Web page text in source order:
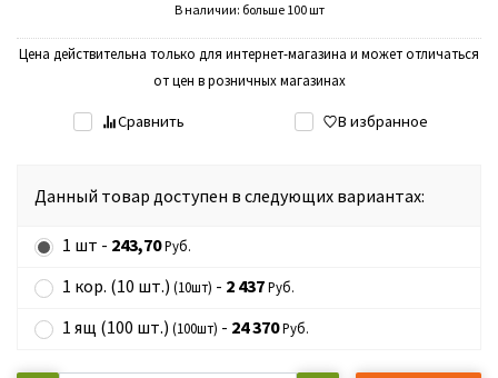
В наличии: больше 100 шт
Цена действительна только для интернет-магазина и может отличаться
от цен в розничных магазинах
Сравнить В избранное
Данный товар доступен в следующих вариантах:
1 шт - 243,70Руб.
1 кор. (10 шт.) (10шт) - 2 437Руб.
1 ящ (100 шт.) (100шт) - 24 370Руб.